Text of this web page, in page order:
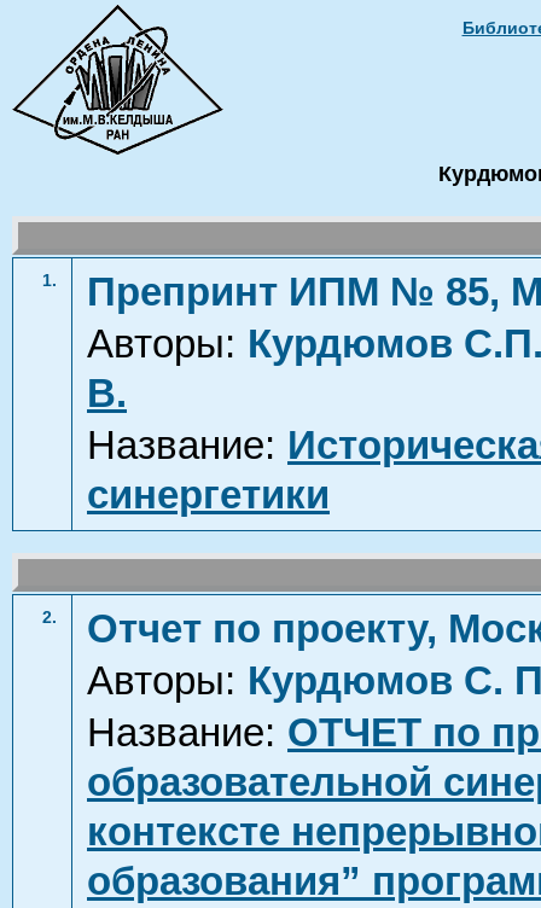
1.
Препринт ИПМ № 85,
Авторы: Курдюмов
В.
Название:
синергетики
2.
Отчет по проекту,
Авторы: Курдюмов С.
Название: ОТЧЕТ по
образовательной
контексте
образования”